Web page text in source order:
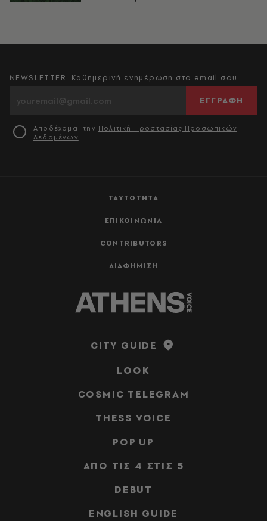
ΤΑΥΤΟΤΗΤΑ
ΕΠΙΚΟΙΝΩΝΙΑ
CONTRIBUTORS
ΔΙΑΦΗΜΙΣΗ
NEWSLETTER: Καθημερινή ενημέρωση στο email σου
ΕΓΓΡΑΦΗ
Αποδέχομαι την Πολιτική Προστασίας Προσωπικών
Δεδομένων
CITY GUIDE
LOOK
COSMIC TELEGRAM
THESS VOICE
POP UP
ΑΠΟ ΤΙΣ 4 ΣΤΙΣ 5
DEBUT
ENGLISH GUIDE